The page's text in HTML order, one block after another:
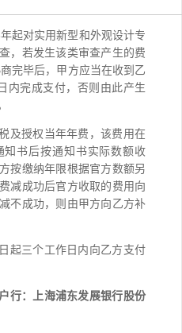
起对实用新型和外观设计专
，若发生该类审查产生的费
完毕后，甲方应当在收到乙
内完成支付，否则由此产生
及授权当年年费，该费用在
书后按通知书实际数额收
按缴纳年限根据官方数额另
减成功后官方收取的费用向
不成功，则由甲方向乙方补
起三个工作日内向乙方支付
行：上海浦东发展银行股份